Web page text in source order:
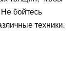
бойтесь
техники.